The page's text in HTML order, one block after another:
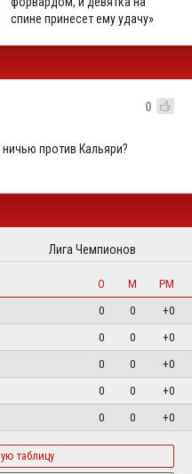
спине принесет ему удачу»
0
против Кальяри?
Лига Чемпионов
О М
РМ
0 0
+0
0 0
+0
0 0
+0
0 0
+0
0 0 +0
таблицу